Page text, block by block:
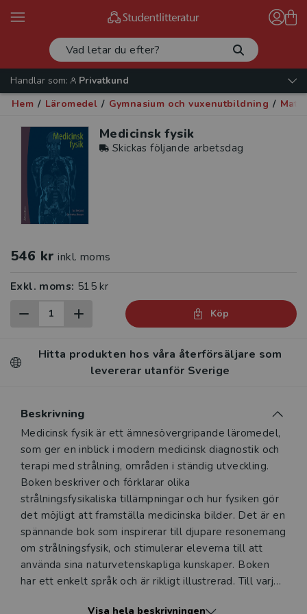
Handlar som:
Privatkund
Hem / Läromedel / Gymnasium och vuxenutbildning /
Medicinsk fysik
Skickas följande arbetsdag
546 kr inkl. moms
Exkl. moms: 515 kr
Köp
Hitta produkten hos våra återförsäljare som
levererar utanför Sverige
Beskrivning
Beskrivning
Medicinsk fysik är ett ämnesövergripande läromedel,
som ger en inblick i modern medicinsk diagnostik och
terapi med strålning, områden i ständig utveckling.
Boken beskriver och förklarar olika
strålningsfysikaliska tillämpningar och hur fysiken gör
det möjligt att framställa medicinska bilder. Det är en
spännande bok som inspirerar till djupare resonemang
om strålningsfysik, och stimulerar eleverna till att
använda sina naturvetenskapliga kunskaper. Boken
har ett enkelt språk och är rikligt illustrerad. Till varje
Visa hela beskrivningen